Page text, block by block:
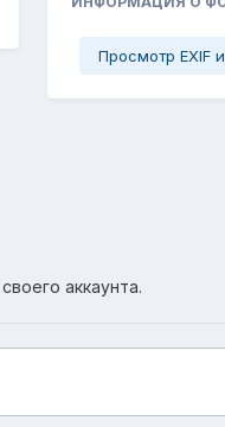
Просмотр EXIF
аккаунта.